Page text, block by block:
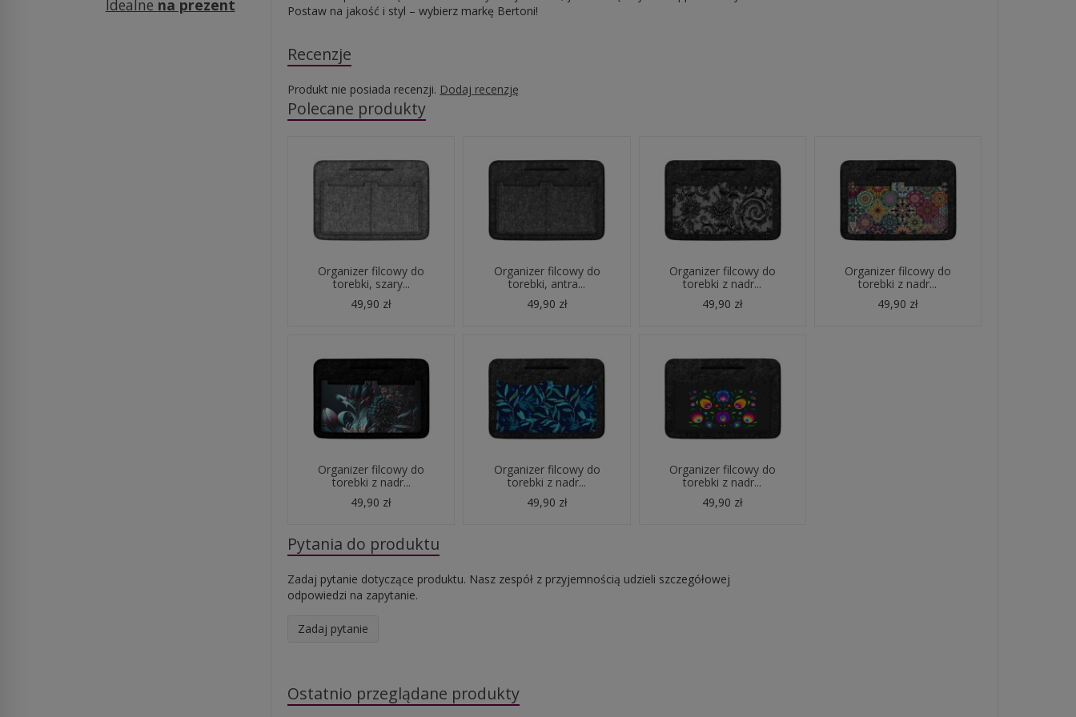
Postaw na jakość i styl – wybierz markę Bertoni!
Recenzje
Produkt nie posiada recenzji. Dodaj recenzję
Polecane produkty
Organizer filcowy do
torebki, szary...
49,90 zł
Organizer filcowy do
torebki, antra...
49,90 zł
Organizer filcowy do
torebki z nadr...
49,90 zł
Organizer filcowy do
torebki z nadr...
49,90 zł
Organizer filcowy do
torebki z nadr...
49,90 zł
Organizer filcowy do
torebki z nadr...
49,90 zł
Organizer filcowy do
torebki z nadr...
49,90 zł
Pytania do produktu
Zadaj pytanie dotyczące produktu. Nasz zespół z przyjemnością udzieli szczegółowej
odpowiedzi na zapytanie.
Zadaj pytanie
Ostatnio przeglądane produkty
Idealne na prezent